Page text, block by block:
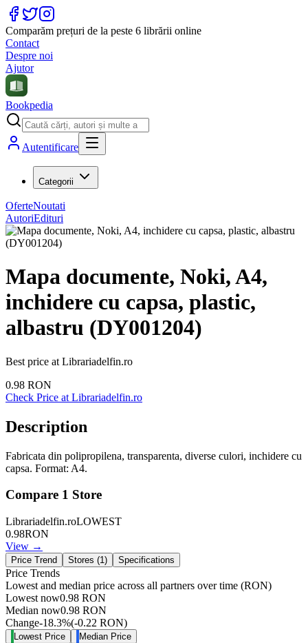
Comparăm prețuri de la peste 6 librării online
Contact
Despre noi
Ajutor
Bookpedia
Autentificare
Categorii
OferteNoutati
AutoriEdituri
Mapa documente, Noki, A4,
inchidere cu capsa, plastic,
albastru (DY001204)
Best price at Librariadelfin.ro
0.98 RON
Check Price at Librariadelfin.ro
Description
Fabricata din polipropilena, transparenta, diverse culori, inchidere cu
capsa. Format: A4.
Compare 1 Store
Librariadelfin.roLOWEST
0.98RON
View →
Price Trend Stores (1) Specifications
Price Trends
Lowest and median price across all partners over time (RON)
Lowest now0.98 RON
Median now0.98 RON
Change-18.3%(-0.22 RON)
Lowest Price Median Price